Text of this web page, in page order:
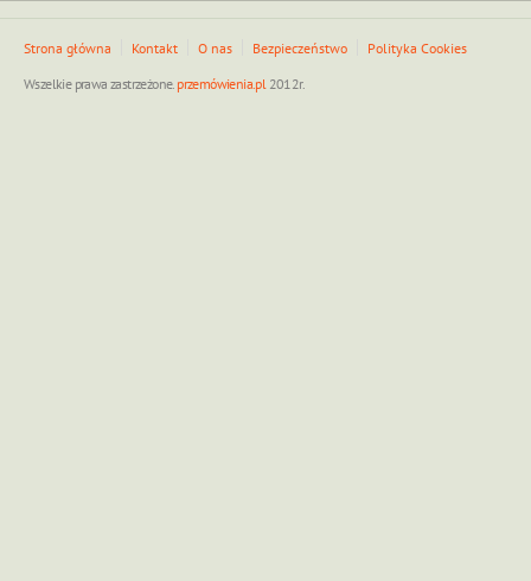
Strona główna Kontakt O nas Bezpieczeństwo
Polityka Cookies
Wszelkie prawa zastrzeżone. przemówienia.pl2012r.